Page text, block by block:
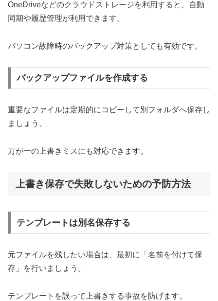
OneDriveなどのクラウドストレージを利用すると、自動
同期や履歴管理が利用できます。
パソコン故障時のバックアップ対策としても有効です。
バックアップファイルを作成する
重要なファイルは定期的にコピーして別フォルダへ保存し
ましょう。
万が一の上書きミスにも対応できます。
上書き保存で失敗しないための予防方法
テンプレートは別名保存する
元ファイルを残したい場合は、最初に「名前を付けて保
存」を行いましょう。
テンプレートを誤って上書きする事故を防げます。